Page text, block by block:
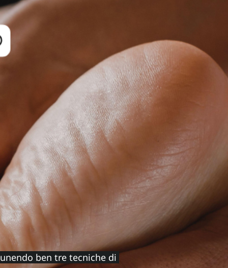
ben tre tecniche di